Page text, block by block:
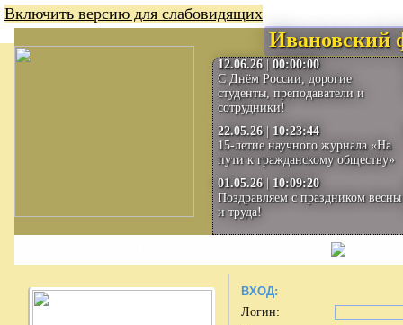
Включить версию для слабовидящих
Ивановский
12.06.26| 00:00:00
С Днём России, дорогие
студенты, преподаватели и
сотрудники!
22.05.26| 10:23:44
15-летие научного журнала «На
пути к гражданскому обществу»
01.05.26| 10:09:20
Поздравляем с праздником весны
и труда!
ВХОД:
Логин: